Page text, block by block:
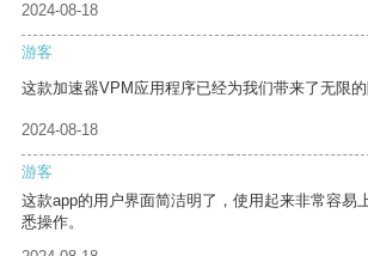
2024-08-18
游客
这款加速器VPM应用程序已经为我们带来了无限的
2024-08-18
游客
这款app的用户界面简洁明了，使用起来非常容易
悉操作。